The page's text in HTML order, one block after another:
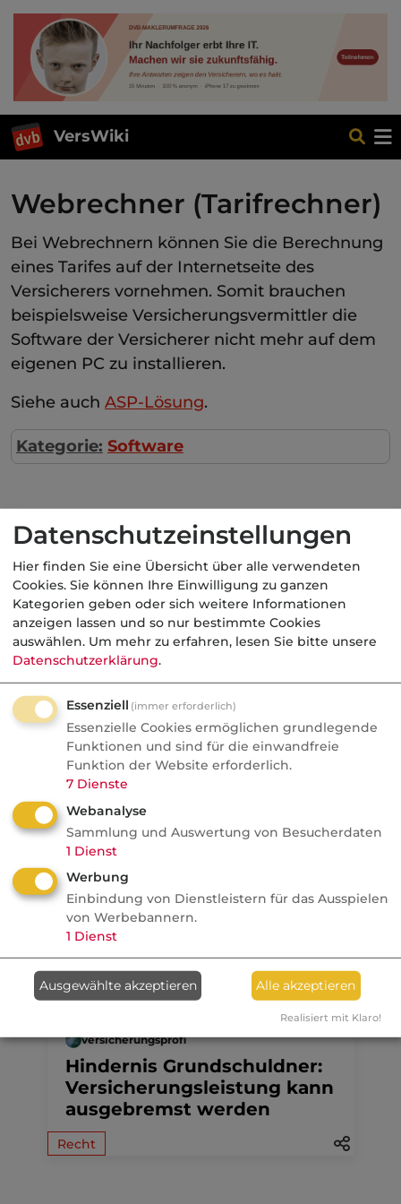
VersWiki
Webrechner (Tarifrechner)
Bei Webrechnern können Sie die Berechnung
eines Tarifes auf der Internetseite des
Versicherers vornehmen. Somit brauchen
beispielsweise Versicherungsvermittler die
Software der Versicherer nicht mehr auf dem
eigenen PC zu installieren.
Siehe auch ASP-Lösung.
Kategorie: Software
AktuelleNachrichten
10.08.2026
fundresearch
Wenn der Hebel
zurückschlägt: Was
Anlageberater aus dem
Seoul-Crash lernen können
alternative Investments
Anzeige
dvb
Ein MVP-Wechsel kostet
Monate, Nerven und Geld
10.08.2026
versicherungsprofi
Hindernis Grundschuldner:
Versicherungsleistung kann
ausgebremst werden
Recht
Datenschutzeinstellungen
Hier finden Sie eine Übersicht über alle verwendeten
Cookies. Sie können Ihre Einwilligung zu ganzen
Kategorien geben oder sich weitere Informationen
anzeigen lassen und so nur bestimmte Cookies
auswählen. Um mehr zu erfahren, lesen Sie bitte unsere
Datenschutzerklärung.
Essenziell (immer erforderlich)
Essenzielle Cookies ermöglichen grundlegende
Funktionen und sind für die einwandfreie
Funktion der Website erforderlich.
7 Dienste
Webanalyse
Sammlung und Auswertung von Besucherdaten
1 Dienst
Werbung
Einbindung von Dienstleistern für das Ausspielen
von Werbebannern.
1 Dienst
Ausgewählte akzeptieren Alle akzeptieren
Realisiert mit Klaro!